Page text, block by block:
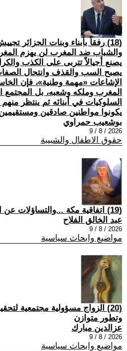
(18) رفقاً بأبناء وبنات الجزائر
والشباب ضد المغرب لن يهزم
يصنع أجيالاً تتربى على الكذب
يصبح السب والقذف وانتحال
الإشاعات «مهمة وطنية»، فإن
المغرب وملكه وشعبه، بل المجتمع
السلوكيات في أبنائه ثم ينتظر
يكونوا مواطنين صادقين
بوشعيب حمراوي
2026 / 8 / 9
حقوق الاطفال والشبيبة
(19) اتفاقية مكة ...والتساؤلات عن المغزى
عبد الخالق الفلاح
2026 / 8 / 9
مواضيع وابحاث سياسية
(20) الزواج مسؤولية مجتمعية
وتطور متوازن
عزالدين مبارك
2026 / 8 / 9
مواضيع وابحاث سياسية